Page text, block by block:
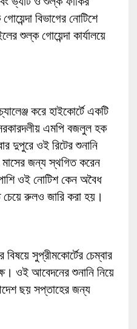
বিভাগের নোটিশে
শুল্ক গোয়েন্দা কার্যালয়ে
করে হাইকোর্টে একটি
এমপি বজলুল হক
দুপুরে ওই রিটের শুনানি
মাসের জন্য স্থগিত করেন
ওই নোটিশ কেন অবৈধ
রুলও জারি করা হয়।
সুপ্রীমকোর্টের চেম্বার
ওই আবেদনের শুনানি নিয়ে
ছয় সপ্তাহের জন্য